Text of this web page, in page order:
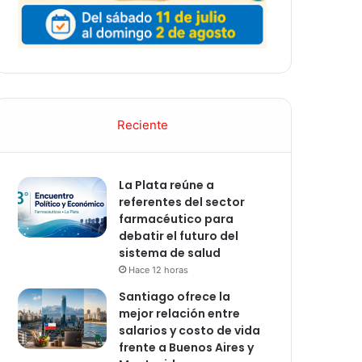
Reciente
La Plata reúne a
referentes del sector
farmacéutico para
debatir el futuro del
sistema de salud
Hace 12 horas
Santiago ofrece la
mejor relación entre
salarios y costo de vida
frente a Buenos Aires y